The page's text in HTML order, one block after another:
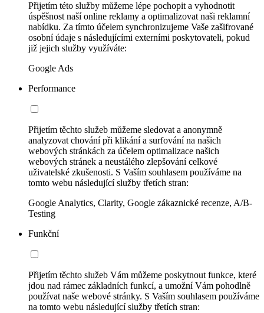
Přijetím této služby můžeme lépe pochopit a vyhodnotit
úspěšnost naší online reklamy a optimalizovat naši reklamní
nabídku. Za tímto účelem synchronizujeme Vaše zašifrované
osobní údaje s následujícími externími poskytovateli, pokud
již jejich služby využíváte:
Google Ads
Performance
Přijetím těchto služeb můžeme sledovat a anonymně
analyzovat chování při klikání a surfování na našich
webových stránkách za účelem optimalizace našich
webových stránek a neustálého zlepšování celkové
uživatelské zkušenosti. S Vaším souhlasem používáme na
tomto webu následující služby třetích stran:
Google Analytics, Clarity, Google zákaznické recenze, A/B-
Testing
Funkční
Přijetím těchto služeb Vám můžeme poskytnout funkce, které
jdou nad rámec základních funkcí, a umožní Vám pohodlně
používat naše webové stránky. S Vaším souhlasem používáme
na tomto webu následující služby třetích stran: